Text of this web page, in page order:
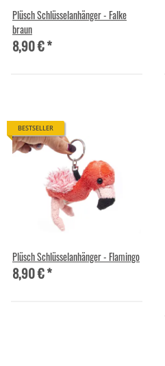
Plüsch Schlüsselanhänger - Falke
braun
8,90 €*
BESTSELLER
Plüsch Schlüsselanhänger - Flamingo
8,90 €*